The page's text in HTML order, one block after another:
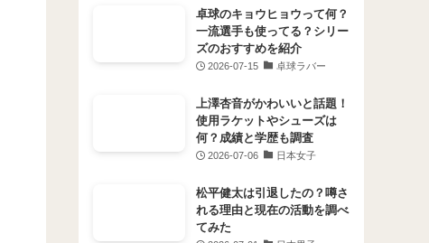
卓球のキョウヒョウって何？
一流選手も使ってる？シリー
ズのおすすめを紹介
2026-07-15 卓球ラバー
上澤杏音がかわいいと話題！
使用ラケットやシューズは
何？成績と学歴も調査
2026-07-06 日本女子
松平健太は引退したの？噂さ
れる理由と現在の活動を調べ
てみた